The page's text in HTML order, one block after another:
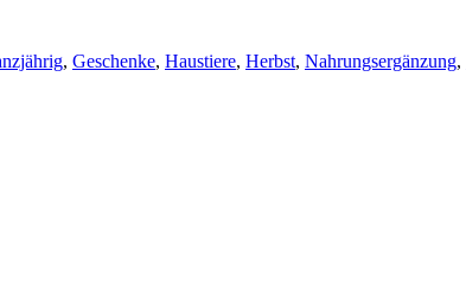
, Geschenke, Haustiere, Herbst, Nahrungsergänzung,